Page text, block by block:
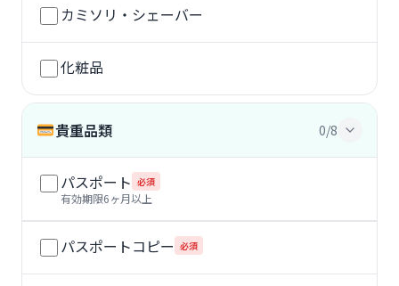
カミソリ・シェーバー
化粧品
貴重品類 0/8
パスポート 必須
有効期限6ヶ月以上
パスポートコピー 必須